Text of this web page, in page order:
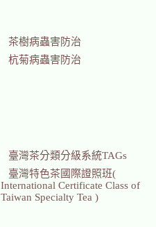
茶樹病蟲害防治
杭菊病蟲害防治
臺灣茶分類分級系統TAGs
臺灣特色茶國際證照班(
International Certificate Class of
Taiwan Specialty Tea )